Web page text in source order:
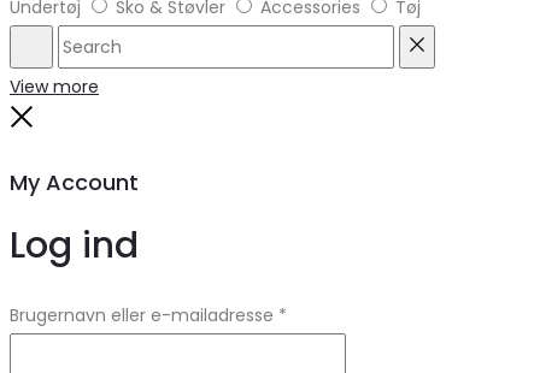
Undertøj
Sko & Støvler Accessories Tøj
Search
View more
My Account
Log ind
Brugernavn eller e-mailadresse *